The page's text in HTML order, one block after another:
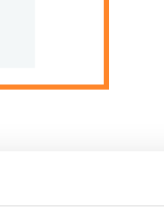
endast 15 euro. En del av
främjar arbetslivsfärdigheter!